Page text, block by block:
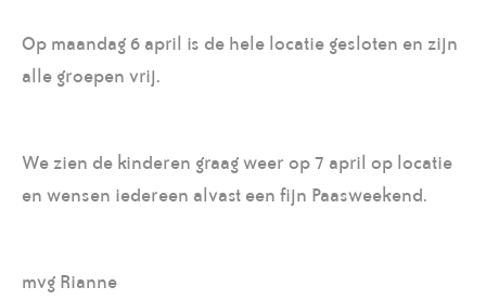
Op maandag 6 april is de hele locatie gesloten en zijn
alle groepen vrij.
We zien de kinderen graag weer op 7 april op locatie
en wensen iedereen alvast een fijn Paasweekend.
mvg Rianne